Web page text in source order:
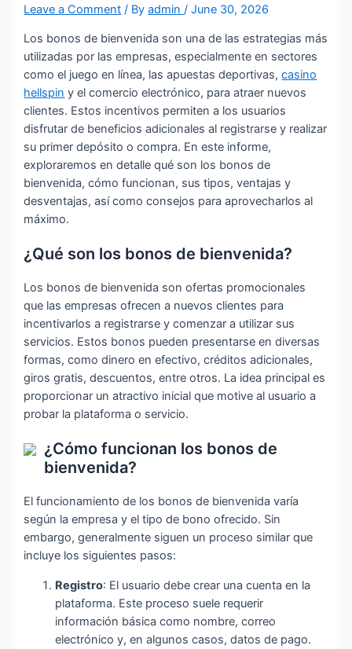
Leave a Comment / Byadmin/June 30, 2026
Los bonos de bienvenida son una de las estrategias más
utilizadas por las empresas, especialmente en sectores
como el juego en línea, las apuestas deportivas,casino
hellspin y el comercio electrónico, para atraer nuevos
clientes. Estos incentivos permiten a los usuarios
disfrutar de beneficios adicionales al registrarse y realizar
su primer depósito o compra. En este informe,
exploraremos en detalle qué son los bonos de
bienvenida, cómo funcionan, sus tipos, ventajas y
desventajas, así como consejos para aprovecharlos al
máximo.
¿Qué son los bonos de bienvenida?
Los bonos de bienvenida son ofertas promocionales
que las empresas ofrecen a nuevos clientes para
incentivarlos a registrarse y comenzar a utilizar sus
servicios. Estos bonos pueden presentarse en diversas
formas, como dinero en efectivo, créditos adicionales,
giros gratis, descuentos, entre otros. La idea principal es
proporcionar un atractivo inicial que motive al usuario a
probar la plataforma o servicio.
¿Cómo funcionan los bonos de
bienvenida?
El funcionamiento de los bonos de bienvenida varía
según la empresa y el tipo de bono ofrecido. Sin
embargo, generalmente siguen un proceso similar que
incluye los siguientes pasos:
Registro: El usuario debe crear una cuenta en la
plataforma. Este proceso suele requerir
información básica como nombre, correo
electrónico y, en algunos casos, datos de pago.